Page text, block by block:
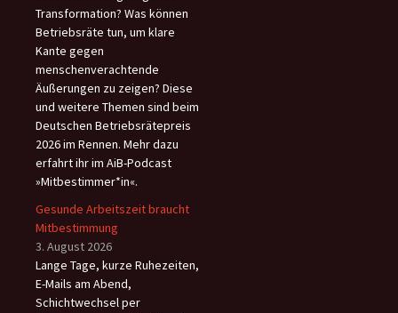
Transformation? Was können
Betriebsräte tun, um klare
Kante gegen
menschenverachtende
Äußerungen zu zeigen? Diese
und weitere Themen sind beim
Deutschen Betriebsrätepreis
2026 im Rennen. Mehr dazu
erfahrt ihr im AiB-Podcast
»Mitbestimmer*in«.
Gesunde Arbeitszeit braucht
Mitbestimmung
3. August 2026
Lange Tage, kurze Ruhezeiten,
E-Mails am Abend,
Schichtwechsel per